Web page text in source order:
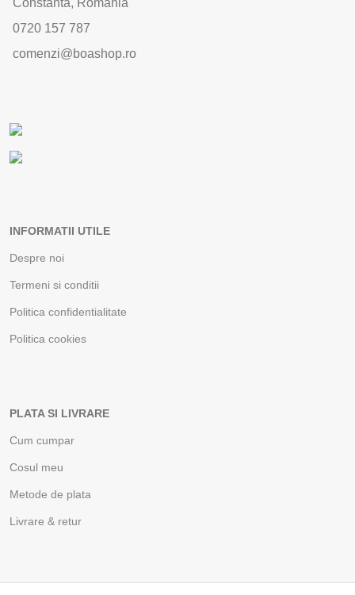
Constanta, Romania
0720 157 787
comenzi@boashop.ro
INFORMATII UTILE
Despre noi
Termeni si conditii
Politica confidentialitate
Politica cookies
PLATA SI LIVRARE
Cum cumpar
Cosul meu
Metode de plata
Livrare & retur